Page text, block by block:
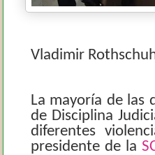
Vladimir
La mayoría de las
de Disciplina
diferentes
presidente de la